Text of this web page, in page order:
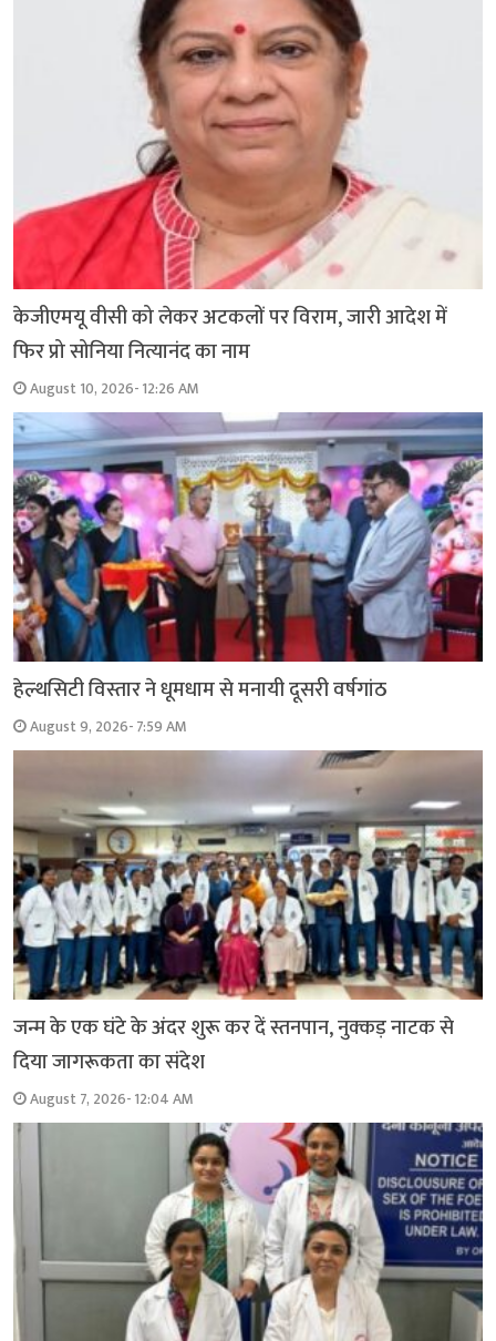
केजीएमयू वीसी को लेकर अटकलों पर विराम, जारी आदेश में
फिर प्रो सोनिया नित्यानंद का नाम
August 10, 2026- 12:26 AM
हेल्थसिटी विस्तार ने धूमधाम से मनायी दूसरी वर्षगांठ
August 9, 2026- 7:59 AM
जन्म के एक घंटे के अंदर शुरू कर दें स्तनपान, नुक्कड़ नाटक से
दिया जागरूकता का संदेश
August 7, 2026- 12:04 AM